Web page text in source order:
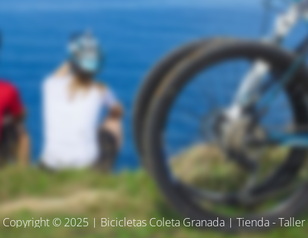
Copyright © 2025 | Bicicletas Coleta Granada | Tienda - Taller